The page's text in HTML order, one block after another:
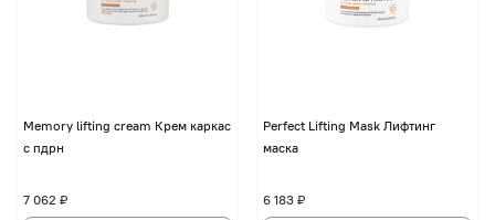
Memory lifting cream Крем каркас
с пдрн
7 062 ₽
Perfect Lifting Mask Лифтинг
маска
6 183 ₽